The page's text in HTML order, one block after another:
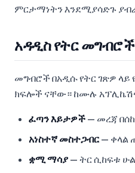
ምርታማነትን እንደሚያሳድጉ
አዳዲስ የትር
መግብሮች በአዲሱ የትር ገጽዎ ላይ
ክፍሎች ናቸው። ከሙሉ
ፈጣን እይታዎች — መረጃ
አነስተኛ መስተጋብር— ቀላል
ቋሚ ማሳያ — ትር ሲከፍቱ